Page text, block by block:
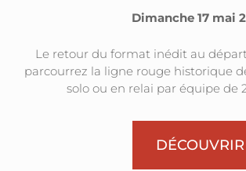
Dimanche 17 mai
Le retour du format inédit au
parcourrez la ligne rouge historique
solo ou en relai par équipe de
DÉCOUVRIR